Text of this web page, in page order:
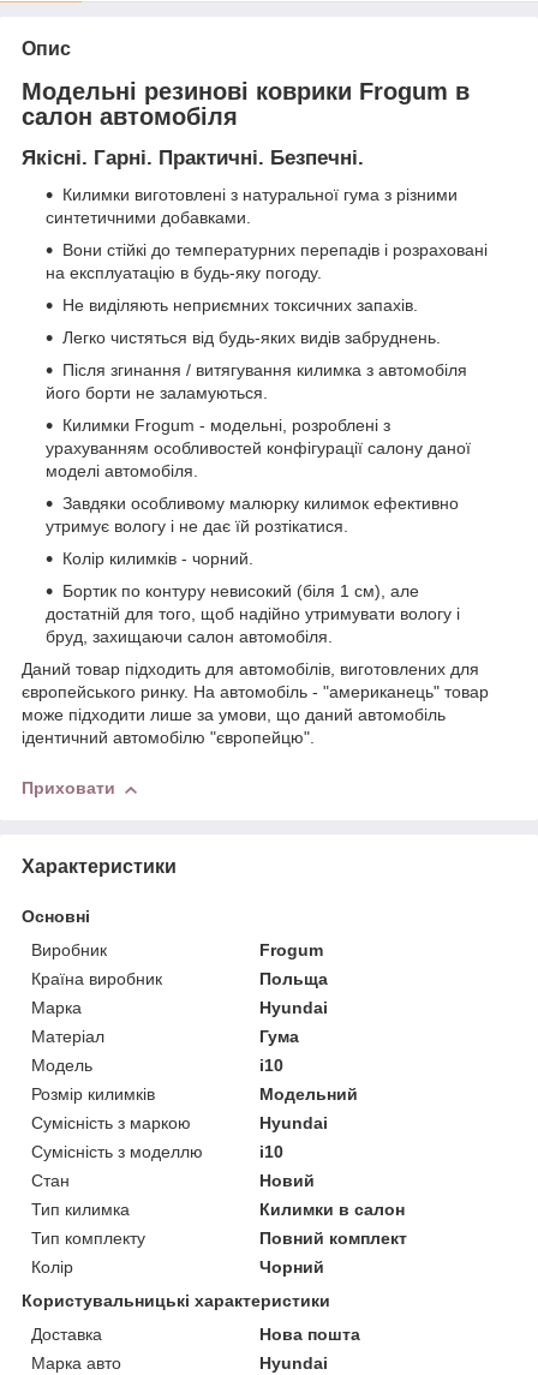
Опис
Модельні резинові коврики Frogum в
салон автомобіля
Якісні. Гарні. Практичні. Безпечні.
Килимки виготовлені з натуральної гума з різними
синтетичними добавками.
Вони стійкі до температурних перепадів і розраховані
на експлуатацію в будь-яку погоду.
Не виділяють неприємних токсичних запахів.
Легко чистяться від будь-яких видів забруднень.
Після згинання / витягування килимка з автомобіля
його борти не заламуються.
Килимки Frogum - модельні, розроблені з
урахуванням особливостей конфігурації салону даної
моделі автомобіля.
Завдяки особливому малюрку килимок ефективно
утримує вологу і не дає їй розтікатися.
Колір килимків - чорний.
Бортик по контуру невисокий (біля 1 см), але
достатній для того, щоб надійно утримувати вологу і
бруд, захищаючи салон автомобіля.
Даний товар підходить для автомобілів, виготовлених для
європейського ринку. На автомобіль - "американець" товар
може підходити лише за умови, що даний автомобіль
ідентичний автомобілю "європейцю".
Приховати
Характеристики
Основні
Виробник
Frogum
Країна виробник
Польща
Марка
Hyundai
Матеріал
Гума
Модель
i10
Розмір килимків
Модельний
Сумісність з маркою
Hyundai
Сумісність з моделлю
i10
Стан
Новий
Тип килимка
Килимки в салон
Тип комплекту
Повний комплект
Колір
Чорний
Користувальницькі характеристики
Доставка
Нова пошта
Марка авто
Hyundai